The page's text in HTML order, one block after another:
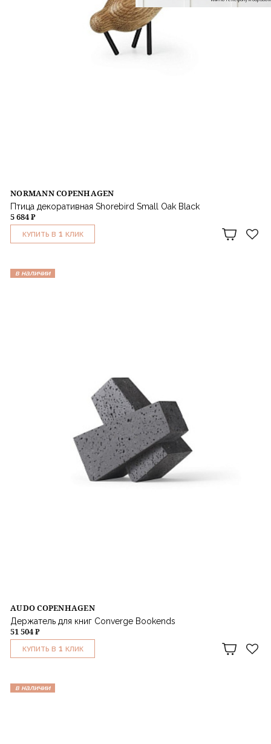
NORMANN COPENHAGEN
Птица декоративная Shorebird Small Oak Black
5 684 ₽
КУПИТЬ В 1 КЛИК
в наличии
AUDO COPENHAGEN
Держатель для книг Converge Bookends
51 504 ₽
КУПИТЬ В 1 КЛИК
в наличии